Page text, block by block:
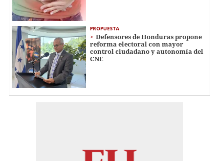
PROPUESTA
Defensores de Honduras propone
reforma electoral con mayor
control ciudadano y autonomía del
CNE